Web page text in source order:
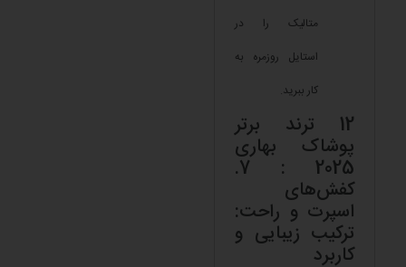
متالیک را در
استایل روزمره به
کار ببرید.
12 ترند برتر
پوشاک بهاری
2025 : 7.
کفش‌های
اسپرت و راحت:
ترکیب زیبایی و
کاربرد